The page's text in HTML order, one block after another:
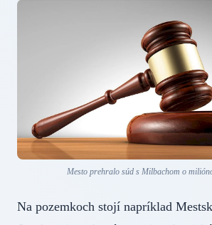
Mesto prehralo súd s Milbachom o
Na pozemkoch stojí napríklad